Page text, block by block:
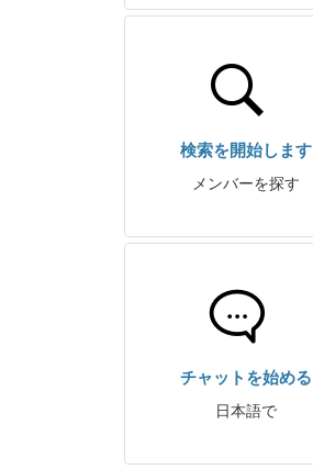
検索を開始します
メンバーを探す
チャットを始める
日本語で